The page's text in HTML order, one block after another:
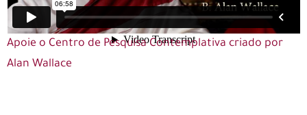
Apoie o Centro de Pesquisa Contemplativa criado por
Alan Wallace